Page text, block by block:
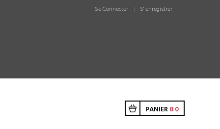
Se Connecter S' enregistrer
PANIER00